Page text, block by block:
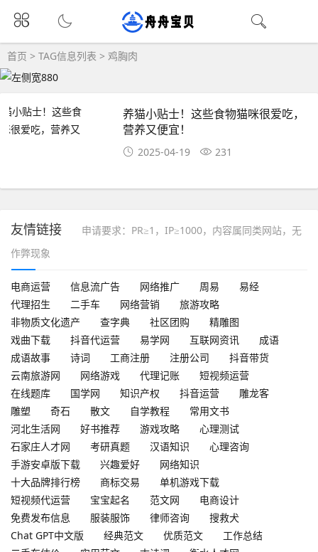
首页 > TAG信息列表 > 鸡胸肉
养猫小贴士！这些食物猫咪很爱吃，
营养又便宜！
2025-04-19 231
友情链接
申请要求：PR≥1，IP≥1000，内容属同类网站，无
作弊现象
电商运营 信息流广告 网络推广 周易
易经
代理招生
二手车 网络营销
旅游攻略
非物质文化遗产
查字典 社区团购
精雕图
戏曲下载
抖音代运营 易学网 互联网资讯
成语
成语故事
诗词 工商注册 注册公司
抖音带货
云南旅游网
网络游戏 代理记账
短视频运营
在线题库
国学网 知识产权 抖音运营
雕龙客
雕塑
奇石 散文 自学教程
常用文书
河北生活网
好书推荐 游戏攻略
心理测试
石家庄人才网
考研真题 汉语知识
心理咨询
手游安卓版下载
兴趣爱好
网络知识
十大品牌排行榜
商标交易
单机游戏下载
短视频代运营
宝宝起名 范文网
电商设计
免费发布信息
服装服饰 律师咨询
搜救犬
Chat GPT中文版
经典范文 优质范文
工作总结